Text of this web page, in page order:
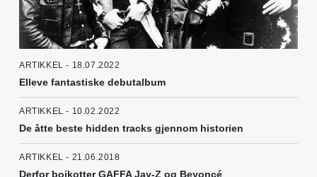
ARTIKKEL - 18.07.2022
Elleve fantastiske debutalbum
ARTIKKEL - 10.02.2022
De åtte beste hidden tracks gjennom historien
ARTIKKEL - 21.06.2018
Derfor boikotter GAFFA Jay-Z og Beyoncé